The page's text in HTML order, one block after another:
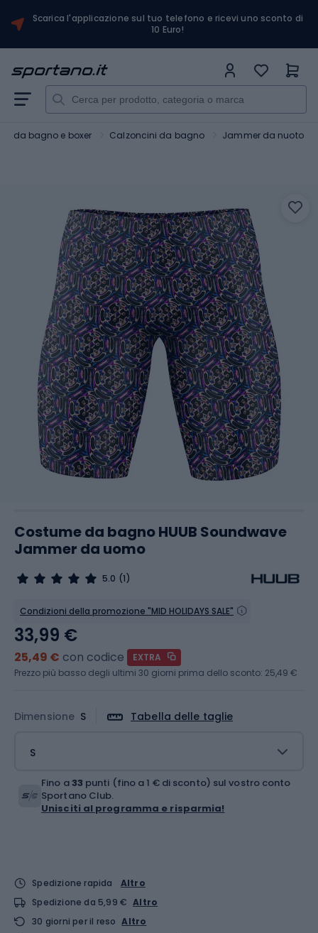
Scarica l'applicazione sul tuo telefono e ricevi uno sconto di
10 Euro!
da bagno e boxer Calzoncini da bagno Jammer da nuoto
Costume da bagno HUUB Soundwave
Jammer da uomo
5.0 (1)
Condizioni della promozione "MID HOLIDAYS SALE"
Dimensione S Tabella delle taglie
S
33,99 €
25,49 € con codice
EXTRA
Prezzo più basso degli ultimi 30 giorni prima dello sconto: 25,49 €
Fino a33 punti (fino a 1 € di sconto) sul vostro conto
Sportano Club.
Unisciti al programma e risparmia!
Spedizione rapida
Altro
Spedizione da 5,99 € Altro
30 giorni per il reso Altro